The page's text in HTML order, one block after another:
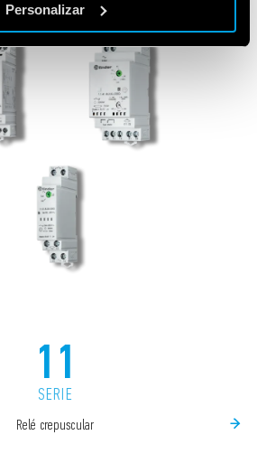
Personalizar
11
SERIE
Relé crepuscular